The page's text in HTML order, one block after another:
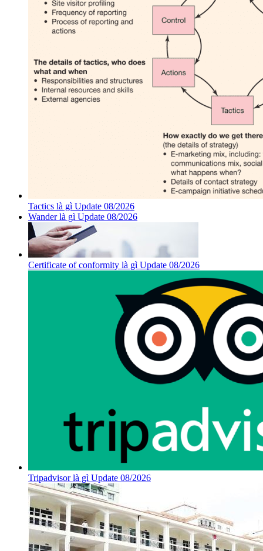
Tactics là gì Update 08/2026
Wander là gì Update 08/2026
Certificate of conformity là gì Update 08/2026
Tripadvisor là gì Update 08/2026